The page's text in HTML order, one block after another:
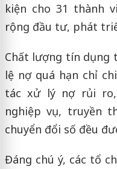
kiện cho 31 thành
rộng đầu tư, phát
Chất lượng tín dụng
lệ nợ quá hạn chỉ
tác xử lý nợ rủi
nghiệp vụ, truyền
chuyển đổi số đều
Đáng chú ý, các tổ